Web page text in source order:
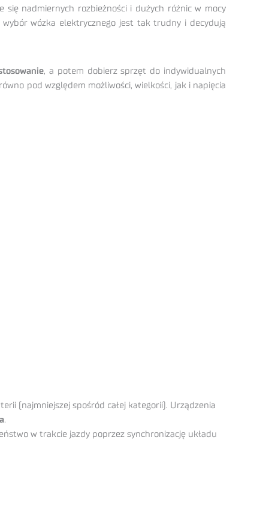
nadmiernych rozbieżności i dużych różnic w mocy
wybór wózka elektrycznego jest tak trudny i decydują
, a potem dobierz sprzęt do indywidualnych
pod względem możliwości, wielkości, jak i napięcia
(najmniejszej spośród całej kategorii). Urządzenia
.
w trakcie jazdy poprzez synchronizację układu